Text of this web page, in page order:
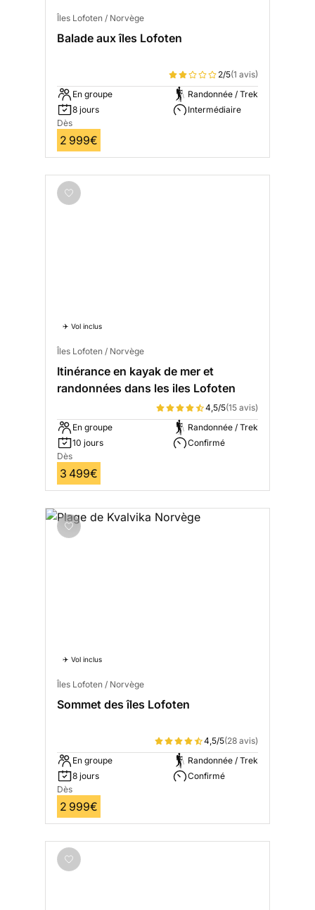
Îles Lofoten / Norvège
Balade aux îles Lofoten
2/5(1 avis)
En groupe
8 jours
Randonnée / Trek
Intermédiaire
Dès
2 999€
✈️ Vol inclus
Îles Lofoten / Norvège
Itinérance en kayak de mer et
randonnées dans les iles Lofoten
4,5/5(15 avis)
En groupe
10 jours
Randonnée / Trek
Confirmé
Dès
3 499€
✈️ Vol inclus
Îles Lofoten / Norvège
Sommet des îles Lofoten
4,5/5(28 avis)
En groupe
8 jours
Randonnée / Trek
Confirmé
Dès
2 999€